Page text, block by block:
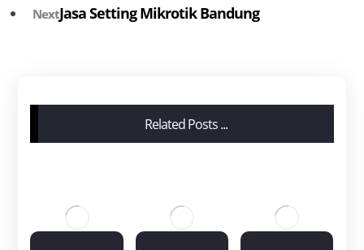
NextJasa Setting Mikrotik Bandung
Related Posts ...